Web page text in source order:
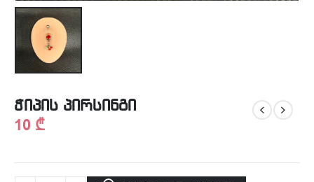
ჭიპის პირსინგი
10 ₾